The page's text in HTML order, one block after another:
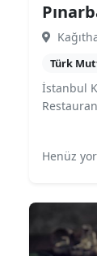
Türk
İstanbul
samimi
Henüz